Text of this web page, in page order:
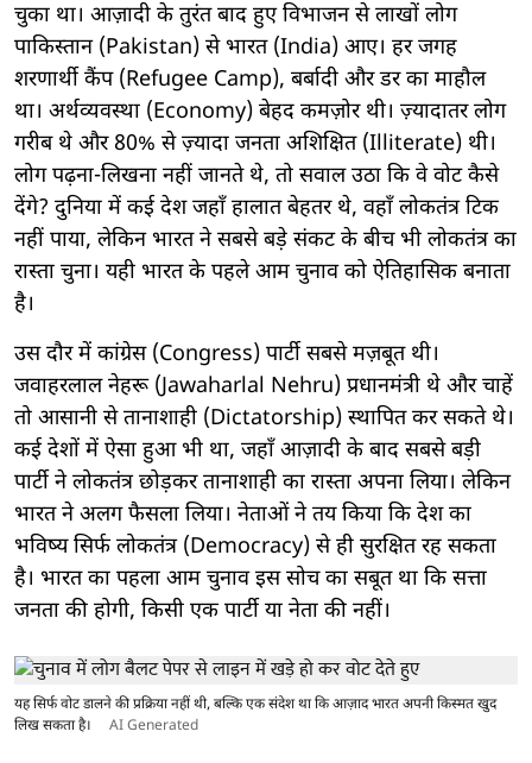
चुका था। आज़ादी के तुरंत बाद हुए विभाजन से लाखों लोग
पाकिस्तान (Pakistan) से भारत (India) आए। हर जगह
शरणार्थी कैंप (Refugee Camp), बर्बादी और डर का माहौल
था। अर्थव्यवस्था (Economy) बेहद कमज़ोर थी। ज़्यादातर लोग
गरीब थे और 80% से ज़्यादा जनता अशिक्षित (Illiterate) थी।
लोग पढ़ना-लिखना नहीं जानते थे, तो सवाल उठा कि वे वोट कैसे
देंगे? दुनिया में कई देश जहाँ हालात बेहतर थे, वहाँ लोकतंत्र टिक
नहीं पाया, लेकिन भारत ने सबसे बड़े संकट के बीच भी लोकतंत्र का
रास्ता चुना। यही भारत के पहले आम चुनाव को ऐतिहासिक बनाता
है।
उस दौर में कांग्रेस (Congress) पार्टी सबसे मज़बूत थी।
जवाहरलाल नेहरू (Jawaharlal Nehru) प्रधानमंत्री थे और चाहें
तो आसानी से तानाशाही (Dictatorship) स्थापित कर सकते थे।
कई देशों में ऐसा हुआ भी था, जहाँ आज़ादी के बाद सबसे बड़ी
पार्टी ने लोकतंत्र छोड़कर तानाशाही का रास्ता अपना लिया। लेकिन
भारत ने अलग फैसला लिया। नेताओं ने तय किया कि देश का
भविष्य सिर्फ लोकतंत्र (Democracy) से ही सुरक्षित रह सकता
है। भारत का पहला आम चुनाव इस सोच का सबूत था कि सत्ता
जनता की होगी, किसी एक पार्टी या नेता की नहीं।
यह सिर्फ वोट डालने की प्रक्रिया नहीं थी, बल्कि एक संदेश था कि आज़ाद भारत अपनी किस्मत खुद
लिख सकता है।
AI Generated